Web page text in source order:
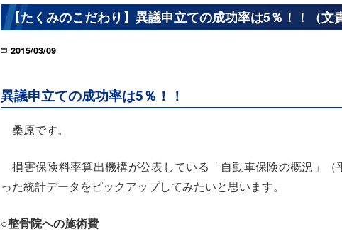
【たくみのこだわり】異議申立ての成功率は5％！！（文
2015/03/09
異議申立ての成功率は5％！！
桑原です。
損害保険料率算出機構が公表している「自動車保険の概況」（
った統計データをピックアップしてみたいと思います。
○整骨院への施術費